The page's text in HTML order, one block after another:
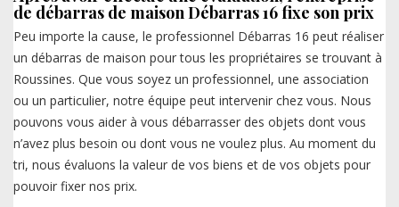
de débarras de maison Débarras 16 fixe son prix
Peu importe la cause, le professionnel Débarras 16 peut réaliser
un débarras de maison pour tous les propriétaires se trouvant à
Roussines. Que vous soyez un professionnel, une association
ou un particulier, notre équipe peut intervenir chez vous. Nous
pouvons vous aider à vous débarrasser des objets dont vous
n’avez plus besoin ou dont vous ne voulez plus. Au moment du
tri, nous évaluons la valeur de vos biens et de vos objets pour
pouvoir fixer nos prix.